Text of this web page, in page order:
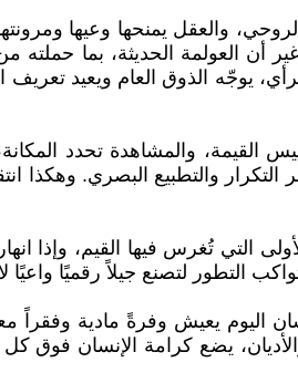
والعقل يمنحها وعيها
أن العولمة الحديثة، بما حملته
يوجّه الذوق العام ويعيد
القيمة، والمشاهدة تحدد
والتطبيع البصري. وهكذا
التي تُغرس فيها القيم، وإذا
التطور لتصنع جيلاً رقميًا واعيًا
اليوم يعيش وفرةً مادية وفقراً
يضع كرامة الإنسان فوق كل